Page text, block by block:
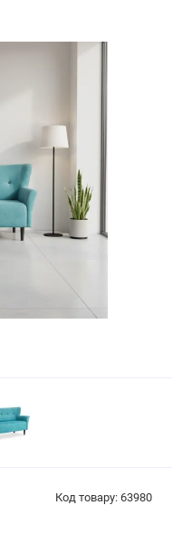
Код товару: 63980